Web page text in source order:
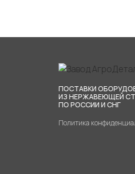
ПОСТАВКИ
ИЗ НЕРЖАВЕЮЩЕЙ
ПО РОССИИ И СНГ
Политика